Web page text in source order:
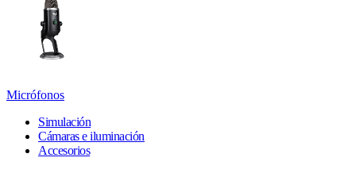
Micrófonos
Simulación
Cámaras e iluminación
Accesorios